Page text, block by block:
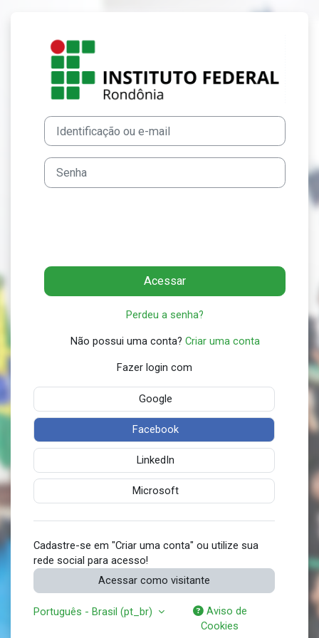
Avançar para criar nova conta
Identificação ou e-mail
Senha
Acessar
Perdeu a senha?
Não possui uma conta? Criar uma conta
Fazer login com
Google
Facebook
LinkedIn
Microsoft
Cadastre-se em "Criar uma conta" ou utilize sua
rede social para acesso!
Acessar como visitante
Português - Brasil ‎(pt_br)‎
Aviso de
Cookies